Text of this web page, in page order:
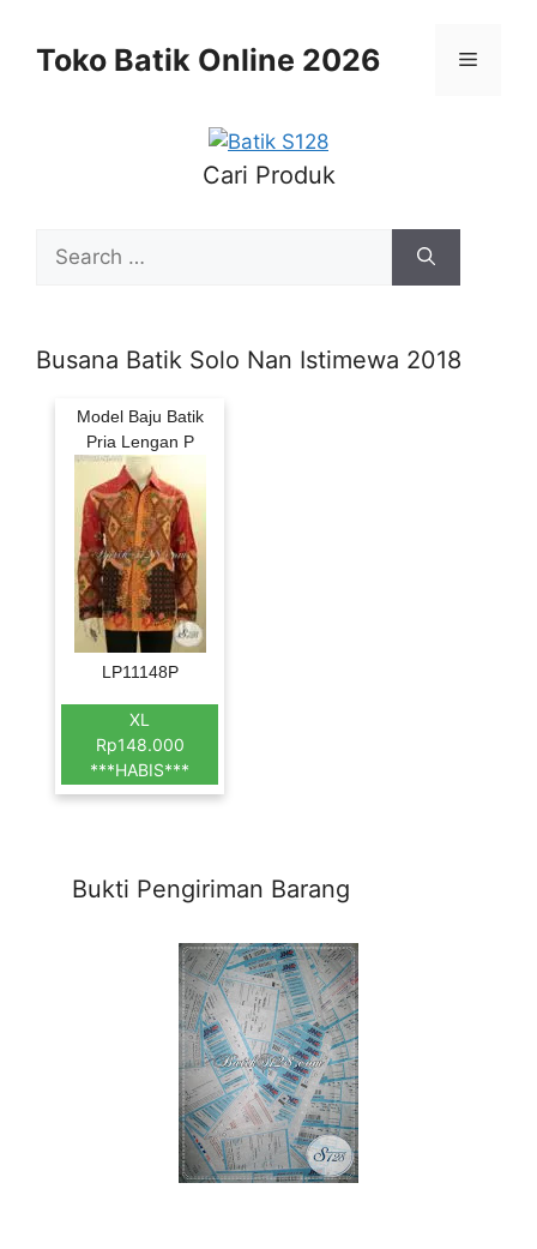
contentToko Batik Online 2026 Menu
Cari Produk
for:
Busana Batik Solo Nan Istimewa 2018
Model Baju Batik
Pria Lengan P
LP11148P
XL
Rp148.000
***HABIS***
Bukti Pengiriman Barang